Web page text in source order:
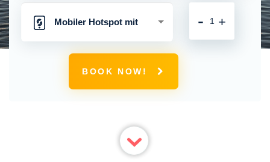
Mobiler Hotspot mit
unbegrenzter 4G-
+
-
BOOK NOW!